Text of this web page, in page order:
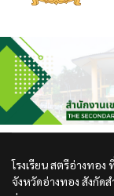
โรงเรียน สตรีอ่างทอ
จังหวัดอ่างทอง สังกัด